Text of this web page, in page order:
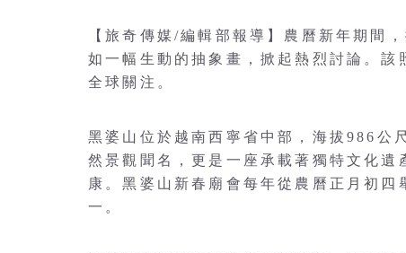
【旅奇傳媒/編輯部報導】農曆新年期間
如一幅生動的抽象畫，掀起熱烈討論。
全球關注。
黑婆山位於越南西寧省中部，海拔986公
然景觀聞名，更是一座承載著獨特文化
康。黑婆山新春廟會每年從農曆正月初
一。